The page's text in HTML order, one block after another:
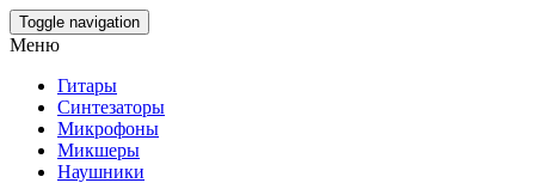
Skip
to
content
Toggle navigation
Меню
Гитары
Синтезаторы
Микрофоны
Микшеры
Наушники